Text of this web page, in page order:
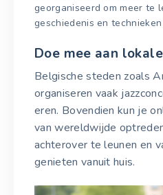
georganiseerd om meer te
geschiedenis en technieken
Doe mee aan
Belgische steden zoals
organiseren vaak
eren. Bovendien kun je
van wereldwijde
achterover te leunen en
genieten vanuit huis.